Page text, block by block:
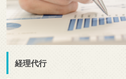
経理代行